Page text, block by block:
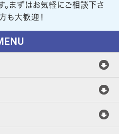
。まずはお気軽にご相談下さ
も大歓迎！